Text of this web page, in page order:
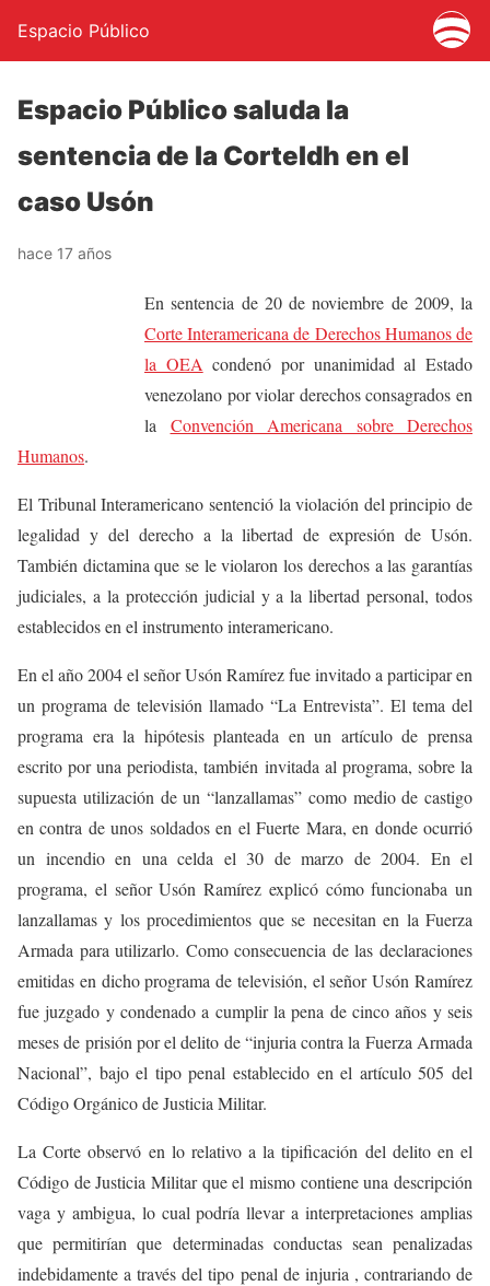
Espacio Público
Espacio Público saluda la
sentencia de la CorteIdh en el
caso Usón
hace 17 años
En sentencia de 20 de noviembre de 2009, la
Corte Interamericana de Derechos Humanos de
la OEA condenó por unanimidad al Estado
venezolano por violar derechos consagrados en
la Convención Americana sobre Derechos
Humanos.
El Tribunal Interamericano sentenció la violación del principio de
legalidad y del derecho a la libertad de expresión de Usón.
También dictamina que se le violaron los derechos a las garantías
judiciales, a la protección judicial y a la libertad personal, todos
establecidos en el instrumento interamericano.
En el año 2004 el señor Usón Ramírez fue invitado a participar en
un programa de televisión llamado “La Entrevista”. El tema del
programa era la hipótesis planteada en un artículo de prensa
escrito por una periodista, también invitada al programa, sobre la
supuesta utilización de un “lanzallamas” como medio de castigo
en contra de unos soldados en el Fuerte Mara, en donde ocurrió
un incendio en una celda el 30 de marzo de 2004. En el
programa, el señor Usón Ramírez explicó cómo funcionaba un
lanzallamas y los procedimientos que se necesitan en la Fuerza
Armada para utilizarlo. Como consecuencia de las declaraciones
emitidas en dicho programa de televisión, el señor Usón Ramírez
fue juzgado y condenado a cumplir la pena de cinco años y seis
meses de prisión por el delito de “injuria contra la Fuerza Armada
Nacional”, bajo el tipo penal establecido en el artículo 505 del
Código Orgánico de Justicia Militar.
La Corte observó en lo relativo a la tipificación del delito en el
Código de Justicia Militar que el mismo contiene una descripción
vaga y ambigua, lo cual podría llevar a interpretaciones amplias
que permitirían que determinadas conductas sean penalizadas
indebidamente a través del tipo penal de injuria , contrariando de